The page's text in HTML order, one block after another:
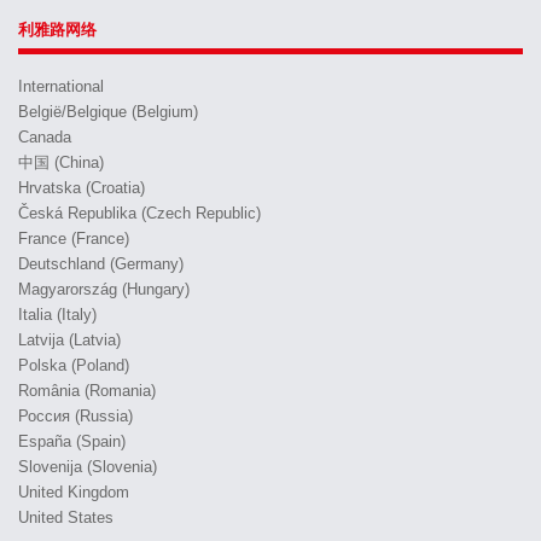
利雅路网络
International
België/Belgique (Belgium)
Canada
中国 (China)
Hrvatska (Croatia)
Česká Republika (Czech Republic)
France (France)
Deutschland (Germany)
Magyarország (Hungary)
Italia (Italy)
Latvija (Latvia)
Polska (Poland)
România (Romania)
Россия (Russia)
España (Spain)
Slovenija (Slovenia)
United Kingdom
United States